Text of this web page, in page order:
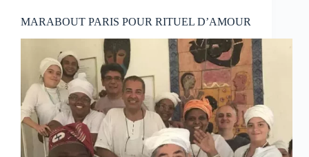
MARABOUT PARIS POUR RITUEL D’AMOUR